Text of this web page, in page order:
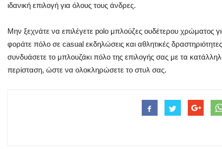
ιδανική επιλογή για όλους τους άνδρες.
Μην ξεχνάτε να επιλέγετε polo μπλούζες ουδέτερου χρώματος
φοράτε πόλο σε casual εκδηλώσεις και αθλητικές
συνδυάσετε το μπλουζάκι πόλο της επιλογής σας με τα
περίσταση, ώστε να ολοκληρώσετε το στυλ σας.